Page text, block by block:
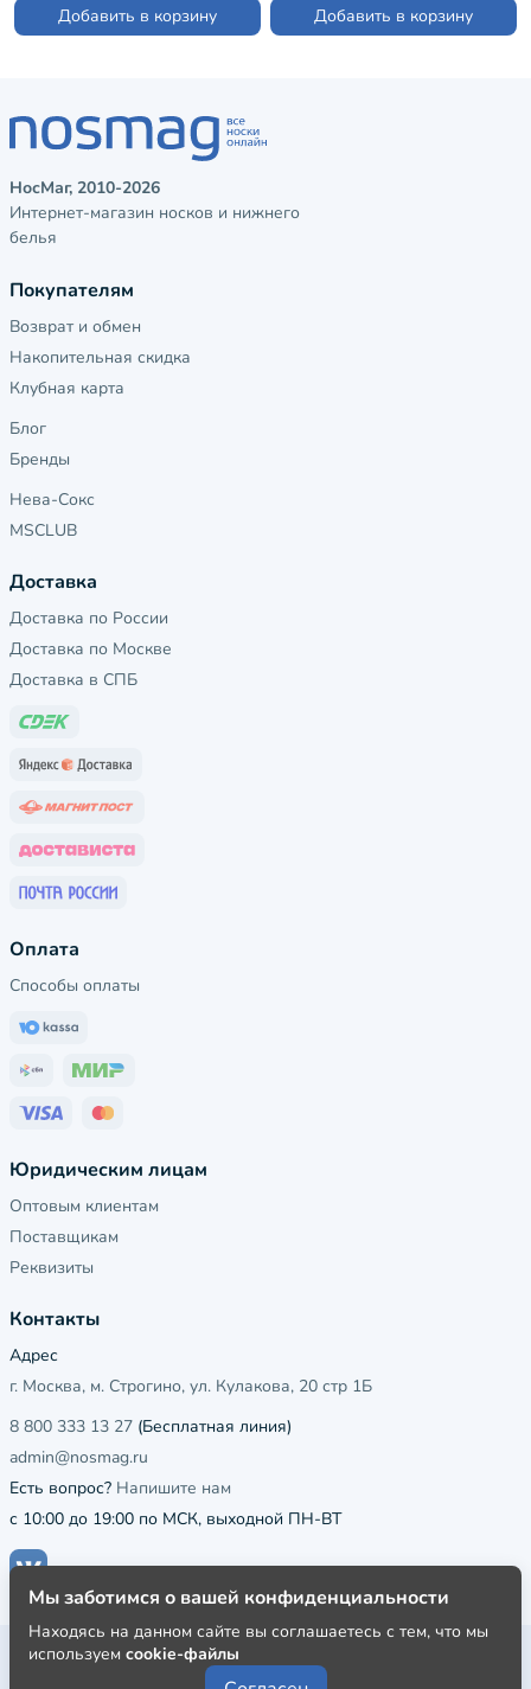
Добавить в корзину
Добавить в корзину
НосМаг, 2010-2026
Интернет-магазин носков и нижнего
белья
Покупателям
Возврат и обмен
Накопительная скидка
Клубная карта
Блог
Бренды
Нева-Сокс
MSCLUB
Доставка
Доставка по России
Доставка по Москве
Доставка в СПБ
Оплата
Способы оплаты
Юридическим лицам
Оптовым клиентам
Поставщикам
Реквизиты
Контакты
Адрес
г. Москва, м. Строгино, ул. Кулакова, 20 стр 1Б
8 800 333 13 27 (Бесплатная линия)
admin@nosmag.ru
Есть вопрос? Напишите нам
с 10:00 до 19:00 по МСК, выходной ПН-ВТ
Публичная оферта
Мы заботимся о вашей конфиденциальности
Находясь на данном сайте вы соглашаетесь с тем, что мы
используем cookie-файлы